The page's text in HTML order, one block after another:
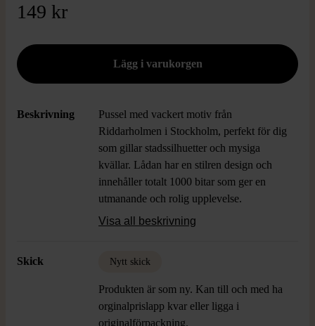
149 kr
Beskrivning
Pussel med vackert motiv från
Riddarholmen i Stockholm, perfekt för dig
som gillar stadssilhuetter och mysiga
kvällar. Lådan har en stilren design och
innehåller totalt 1000 bitar som ger en
utmanande och rolig upplevelse.
Förpackningen andas kvalitet och känns
Visa all beskrivning
Skick Nytt skick
Produkten är som ny. Kan till och med ha
orginalprislapp kvar eller ligga i
originalförpackning.